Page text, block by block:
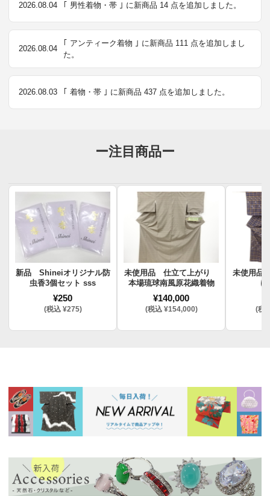
2026.08.04 ｢ 男性着物・帯 ｣ に新商品 14 点を追加しました。
2026.08.04
｢ アンティーク着物 ｣ に新商品 111 点を追加しまし
た。
2026.08.03 ｢ 着物・帯 ｣ に新商品 437 点を追加しました。
ー注目商品ー
新品 Shineiオリジナル防
虫香3個セット sss
¥250
(税込 ¥275)
未使用品 仕立て上がり
本場琉球南風原花織着物
¥140,000
(税込 ¥154,000)
未使用品
(税